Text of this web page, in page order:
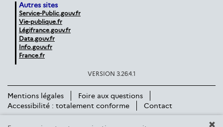
Autres sites
Service-Public.gouv.fr
Vie-publique.fr
Légifrance.gouv.fr
Data.gouv.fr
Info.gouv.fr
France.fr
VERSION 3.26.4.1
Mentions légales
Foire aux questions
Accessibilité : totalement conforme
Contact